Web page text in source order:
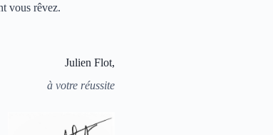
vous rêvez.
Julien Flot,
à votre réussite